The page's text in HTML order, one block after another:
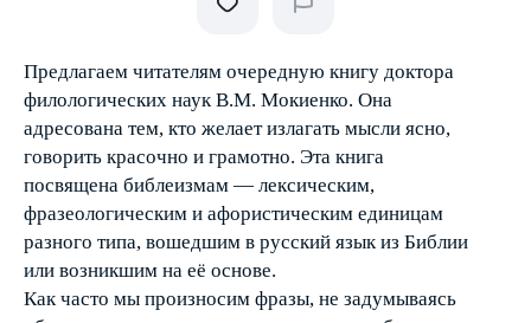
Предлагаем читателям очередную книгу доктора
филологических наук В.М. Мокиенко. Она
адресована тем, кто желает излагать мысли ясно,
говорить красочно и грамотно. Эта книга
посвящена библеизмам — лексическим,
фразеологическим и афористическим единицам
разного типа, вошедшим в русский язык из Библии
или возникшим на её основе.
Как часто мы произносим фразы, не задумываясь